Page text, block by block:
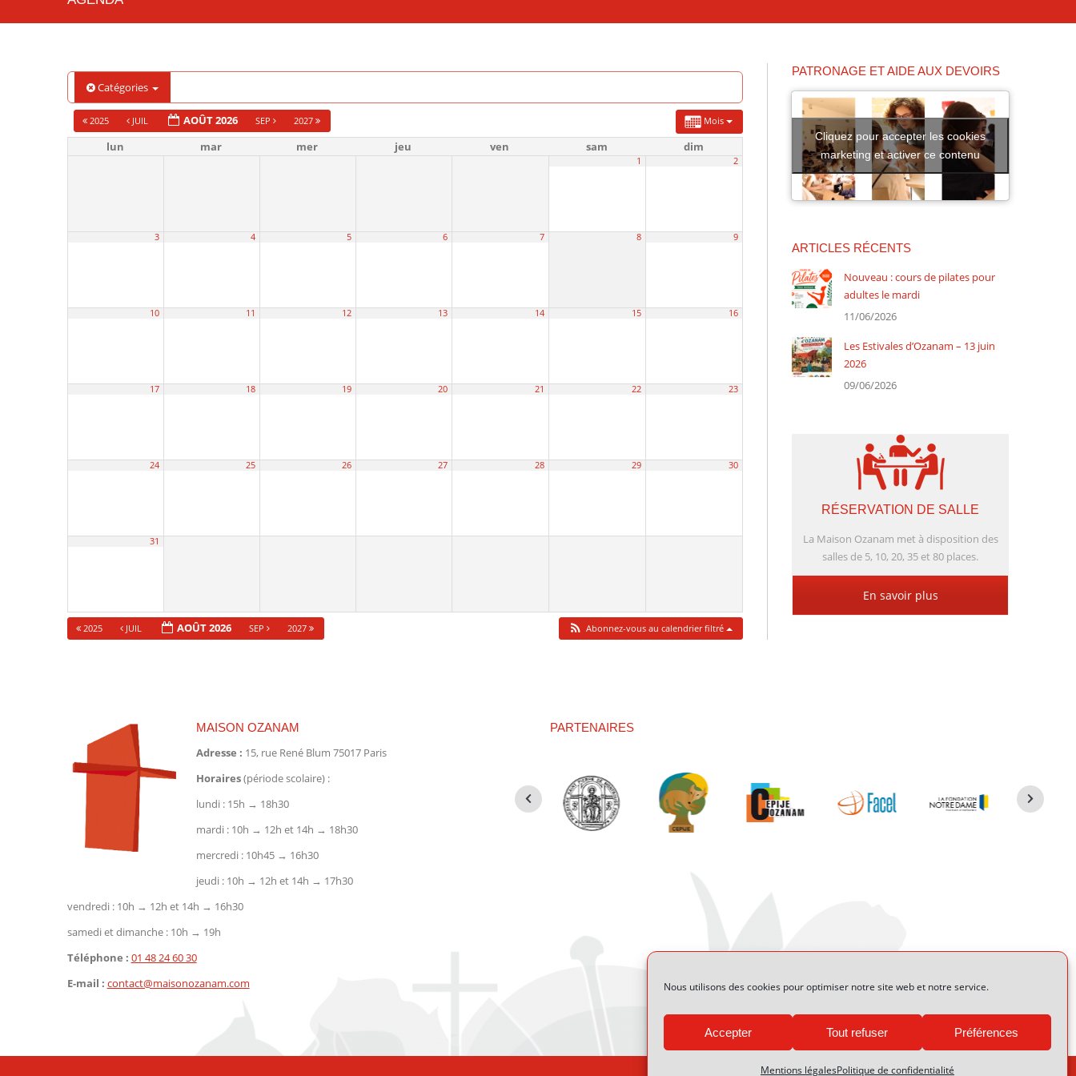
Nous utilisons des cookies pour optimiser notre site web et notre service.
Accepter Tout refuser Préférences
Mentions légalesPolitique de confidentialité
Catégories
Mois
2025 JUIL AOÛT 2026 SEP 2027
lun mar mer jeu ven sam dim
1 2
3 4 5 6 7 8 9
10 11 12 13 14 15 16
17 18 19 20 21 22 23
24 25 26 27 28 29 30
31
2025 JUIL AOÛT 2026 SEP 2027 Abonnez-vous au calendrier filtré
PATRONAGE ET AIDE AUX DEVOIRS
Cliquez pour accepter les cookies
marketing et activer ce contenu
ARTICLES RÉCENTS
Nouveau : cours de pilates pour
adultes le mardi
11/06/2026
Les Estivales d’Ozanam – 13 juin
2026
09/06/2026
RÉSERVATION DE SALLE
La Maison Ozanam met à disposition des
salles de 5, 10, 20, 35 et 80 places.
En savoir plus
MAISON OZANAM
Adresse : 15, rue René Blum 75017 Paris
Horaires(période scolaire) :
lundi : 15h → 18h30
mardi : 10h → 12h et 14h → 18h30
mercredi : 10h45 → 16h30
jeudi : 10h → 12h et 14h → 17h30
vendredi : 10h → 12h et 14h → 16h30
samedi et dimanche : 10h → 19h
Téléphone : 01 48 24 60 30
E-mail : contact@maisonozanam.com
PARTENAIRES